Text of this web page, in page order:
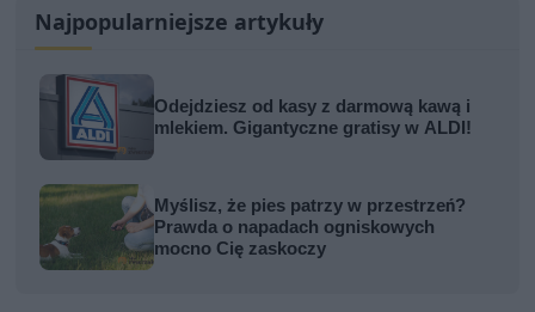
Najpopularniejsze artykuły
Odejdziesz od kasy z darmową kawą i
mlekiem. Gigantyczne gratisy w ALDI!
Myślisz, że pies patrzy w przestrzeń?
Prawda o napadach ogniskowych
mocno Cię zaskoczy